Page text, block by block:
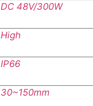
DC 48V/300W
High
IP66
30~150mm